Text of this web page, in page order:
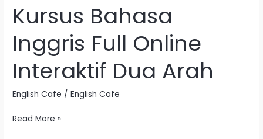
Kursus Bahasa
Inggris Full Online
Interaktif Dua Arah
English Cafe /English Cafe
Kursus
Bahasa
Inggris
Full
Online
Interaktif
Dua
Read More »